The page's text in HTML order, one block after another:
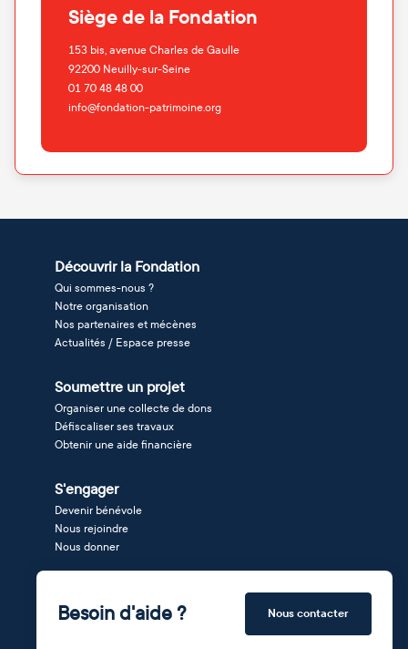
Siège de la Fondation
153 bis, avenue Charles de Gaulle
92200 Neuilly-sur-Seine
01 70 48 48 00
info@fondation-patrimoine.org
Découvrir la Fondation
Qui sommes-nous ?
Notre organisation
Nos partenaires et mécènes
Actualités / Espace presse
Soumettre un projet
Organiser une collecte de dons
Défiscaliser ses travaux
Obtenir une aide financière
S'engager
Devenir bénévole
Nous rejoindre
Nous donner
Besoin d'aide ? Nous contacter